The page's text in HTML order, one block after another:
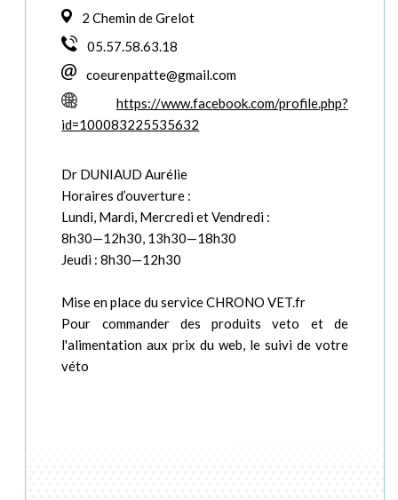
2 Chemin de Grelot
05.57.58.63.18
coeurenpatte@gmail.com
https://www.facebook.com/profile.php?
id=100083225535632
Dr DUNIAUD Aurélie
Horaires d’ouverture :
Lundi, Mardi, Mercredi et Vendredi :
8h30—12h30, 13h30—18h30
Jeudi : 8h30—12h30
Mise en place du service CHRONO VET.fr
Pour commander des produits veto et de
l'alimentation aux prix du web, le suivi de votre
véto